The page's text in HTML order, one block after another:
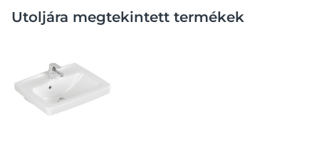
Utoljára megtekintett termékek